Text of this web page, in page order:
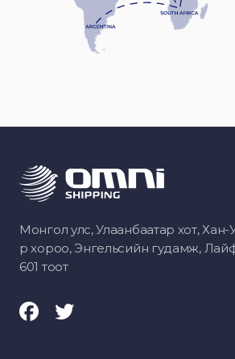
Монгол улс, Улаанбаатар хот, Хан-
р хороо, Энгельсийн гудамж,
601 тоот